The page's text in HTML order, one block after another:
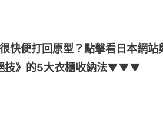
便打回原型？點擊看日本網站
技》的5大衣櫃收納法▼▼▼